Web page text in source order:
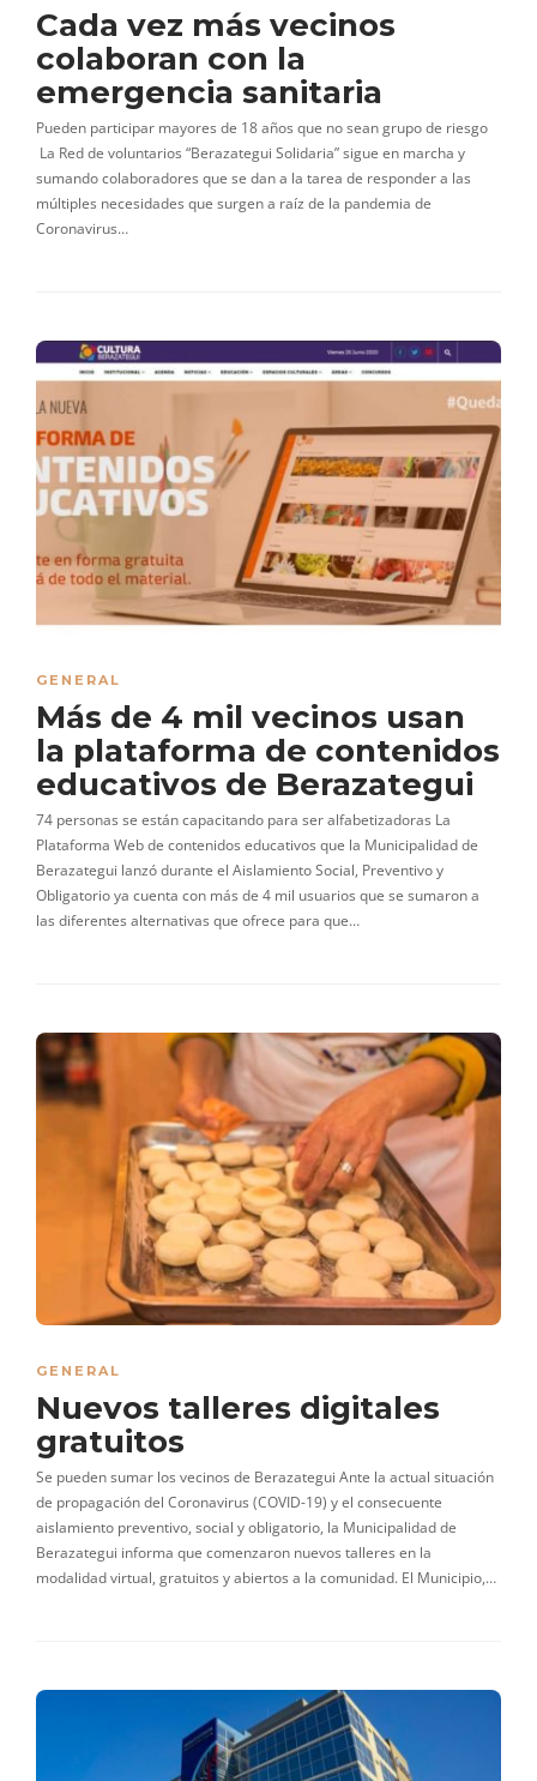
Cada vez más vecinos
colaboran con la
emergencia sanitaria
Pueden participar mayores de 18 años que no sean grupo de riesgo
La Red de voluntarios “Berazategui Solidaria” sigue en marcha y
sumando colaboradores que se dan a la tarea de responder a las
múltiples necesidades que surgen a raíz de la pandemia de
Coronavirus…
GENERAL
Más de 4 mil vecinos usan
la plataforma de contenidos
educativos de Berazategui
74 personas se están capacitando para ser alfabetizadoras La
Plataforma Web de contenidos educativos que la Municipalidad de
Berazategui lanzó durante el Aislamiento Social, Preventivo y
Obligatorio ya cuenta con más de 4 mil usuarios que se sumaron a
las diferentes alternativas que ofrece para que…
GENERAL
Nuevos talleres digitales
gratuitos
Se pueden sumar los vecinos de Berazategui Ante la actual situación
de propagación del Coronavirus (COVID-19) y el consecuente
aislamiento preventivo, social y obligatorio, la Municipalidad de
Berazategui informa que comenzaron nuevos talleres en la
modalidad virtual, gratuitos y abiertos a la comunidad. El Municipio,…